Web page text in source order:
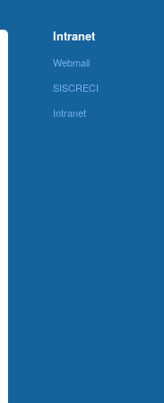
Intranet
Webmail
SISCRECI
Intranet